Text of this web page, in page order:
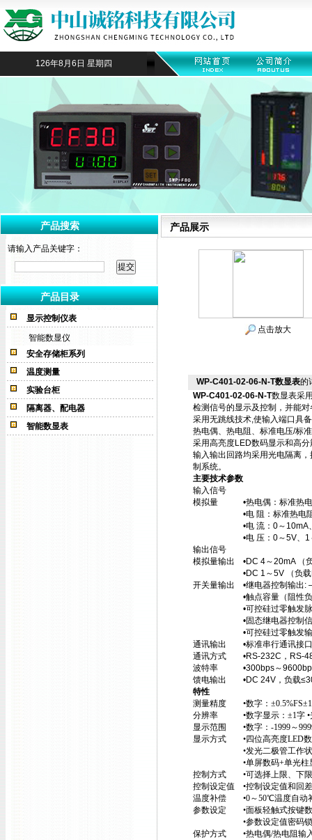
126年8月6日 星期四
产品搜索
请输入产品关键字：
产品目录
显示控制仪表
智能数显仪
安全存储柜系列
温度测量
实验台柜
隔离器、配电器
智能数显表
产品展示
点击放大
WP-C401-02-06-N-T数显表的
WP-C401-02-06-N-T数显表采
检测信号的显示及控制，并能
采用无跳线技术,使输入端口具
热电偶、热电阻、标准电压/标
采用高亮度LED数码显示和高
输入输出回路均采用光电隔离
制系统。
主要技术参数
输入信号
模拟量 •热电偶：标准热电
•电 阻：标准热电阻
•电 流：0～10mA、4～
•电 压：0～5V、1～5V
输出信号
模拟量输出 •DC 4～20mA （
•DC 1～5V （负载电阻
开关量输出 •继电器控制输出:
•触点容量（阻性负载
•可控硅过零触发脉冲输
•固态继电器控制信号输
•可控硅过零触发输出—
通讯输出 •标准串行通讯接口
通讯方式 •RS-232C，RS-
波特率 •300bps～9600bps
馈电输出 •DC 24V，负载
特性
测量精度 •数字：
分辨率 •数字显示：±1字 •
显示范围 •数字：-1999～
显示方式 •四位高亮度LED数
•发光二极管工作状态显
•单屏数码+单光柱显示
控制方式 •可选择上限、下限
控制设定值 •控制设定值和回
温度补偿 •0～50℃温度自动
参数设定 •面板轻触式按键
•参数设定值密码锁
保护方式 •热电偶/热电阻输